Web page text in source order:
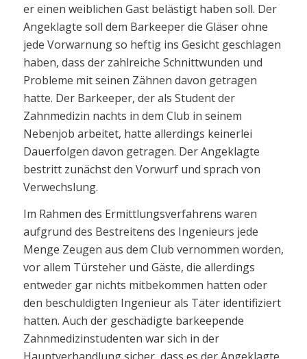
er einen weiblichen Gast belästigt haben soll. Der
Angeklagte soll dem Barkeeper die Gläser ohne
jede Vorwarnung so heftig ins Gesicht geschlagen
haben, dass der zahlreiche Schnittwunden und
Probleme mit seinen Zähnen davon getragen
hatte. Der Barkeeper, der als Student der
Zahnmedizin nachts in dem Club in seinem
Nebenjob arbeitet, hatte allerdings keinerlei
Dauerfolgen davon getragen. Der Angeklagte
bestritt zunächst den Vorwurf und sprach von
Verwechslung.
Im Rahmen des Ermittlungsverfahrens waren
aufgrund des Bestreitens des Ingenieurs jede
Menge Zeugen aus dem Club vernommen worden,
vor allem Türsteher und Gäste, die allerdings
entweder gar nichts mitbekommen hatten oder
den beschuldigten Ingenieur als Täter identifiziert
hatten. Auch der geschädigte barkeepende
Zahnmedizinstudenten war sich in der